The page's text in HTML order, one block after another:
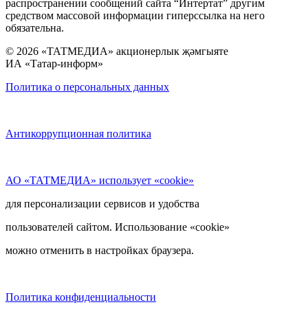
распространении сообщений сайта “Интертат” другим
средством массовой информации гиперссылка на него
обязательна.
© 2026 «ТАТМЕДИА» акционерлык җәмгыяте
ИА «Татар-информ»
Политика о персональных данных
Антикоррупционная политика
АО «ТАТМЕДИА» использует «cookie»
для персонализации сервисов и удобства
пользователей сайтом. Использование «cookie»
можно отменить в настройках браузера.
Политика конфиденциальности